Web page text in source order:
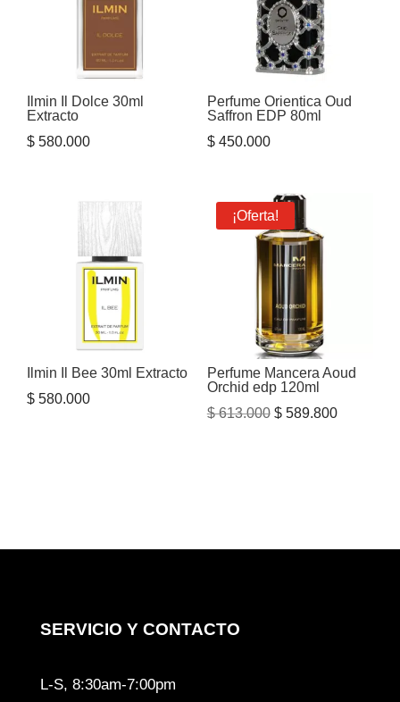
Ilmin Il Dolce 30ml
Extracto
$ 580.000
Perfume Orientica Oud
Saffron EDP 80ml
$450.000
Ilmin Il Bee 30ml Extracto
$ 580.000
¡Oferta!
Perfume Mancera Aoud
Orchid edp 120ml
$613.000 El
$589.800El
SERVICIO Y CONTACTO
L-S, 8:30am-7:00pm